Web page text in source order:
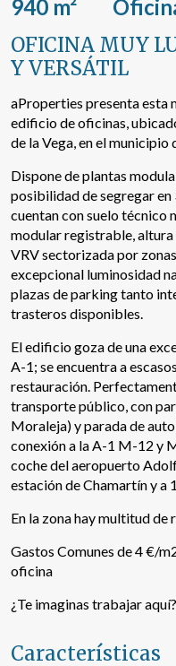
940 m²
OFICINA MUY
Y VERSÁTIL
aProperties presenta esta
edificio de oficinas,
de la Vega, en el municipio
Dispone de plantas
posibilidad de segregar en
cuentan con suelo técnico
modular registrable,
VRV sectorizada por
excepcional luminosidad
plazas de parking tanto
trasteros disponibles.
El edificio goza de una
A-1; se encuentra a
restauración.
transporte público, con
Moraleja) y parada de
conexión a la A-1 M-12 y
coche del aeropuerto
estación de Chamartín y a
En la zona hay multitud de
Gastos Comunes de 4 €/
oficina
¿Te imaginas trabajar aquí?
Características
Modificar cookies
Este sitio web utiliza